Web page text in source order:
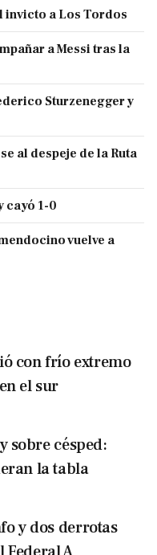
invicto a Los Tordos
a Messi tras la
Sturzenegger y
al despeje de la Ruta
cayó 1-0
vuelve a
con frío extremo
el sur
sobre césped:
la tabla
y dos derrotas